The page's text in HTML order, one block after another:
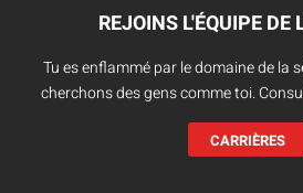
REJOINS L'ÉQUIPE DE
Tu es enflammé par le domaine de la
cherchons des gens comme toi.
CARRIÈRES